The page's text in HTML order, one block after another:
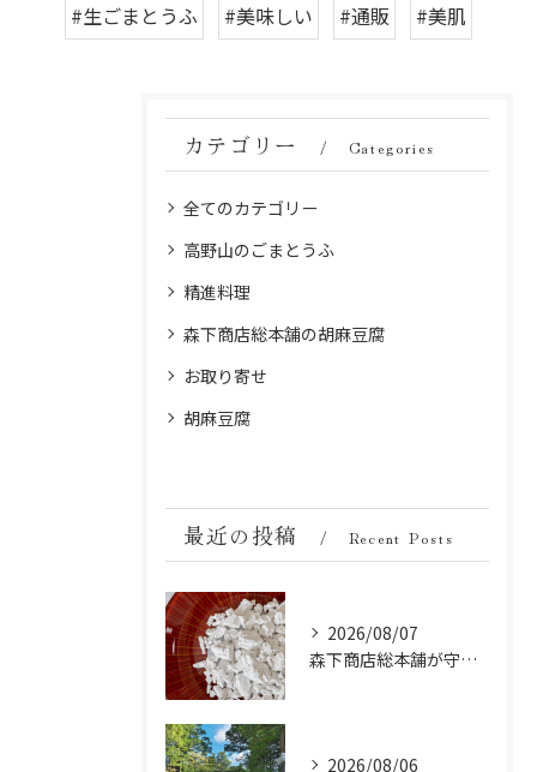
#生ごまとうふ
#美味しい #通販 #美肌
カテゴリー Categories
全てのカテゴリー
高野山のごまとうふ
精進料理
森下商店総本舗の胡麻豆腐
お取り寄せ
胡麻豆腐
最近の投稿 Recent Posts
2026/08/07
森下商店総本舗が守り続ける伝統の胡麻豆腐に使う吉野葛の純度と効能
2026/08/06